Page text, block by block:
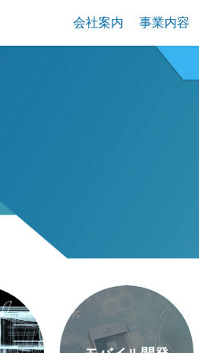
会社案内 事業内容